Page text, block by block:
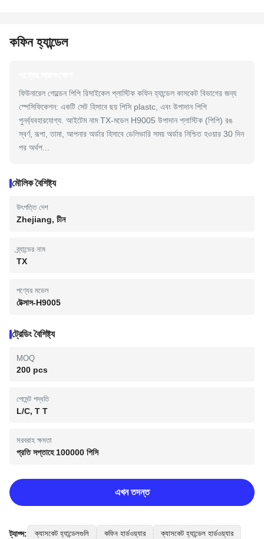
কফিন হ্যান্ডেল
ফিউনারেল গোল্ডেন পিপি রিসাইকেল প্লাস্টিক কফিন হ্যান্ডেল কাসকেট বিভাগের জন্য
স্পেসিফিকেশন: একটি সেট হিসাবে ছয় পিসি plastc, এবং উপাদান পিপি
পুনর্ব্যবহারযোগ্য. আইটেম নাম TX-মডেল H9005 উপাদান প্লাস্টিক (পিপি) রঙ
স্বর্ণ, রূপা, তামা, আপনার অর্ডার হিসাবে ডেলিভারি সময় অর্ডার নিশ্চিত হওয়ার 30 দিন
পর অর্থপ...
মৌলিক বৈশিষ্ট্য
উৎপত্তি দেশ
Zhejiang, চীন
ব্র্যান্ডের নাম
TX
পণ্যের মডেল
টেক্সাস-H9005
ট্রেডিং বৈশিষ্ট্য
MOQ
200 pcs
পেমেন্ট পদ্ধতি
L/C, T T
সরবরাহ ক্ষমতা
প্রতি সপ্তাহে 100000 পিসি
এখন তদন্ত
ট্যাগ্স: ক্যাসকেট হ্যান্ডেলগুলি কফিন হার্ডওয়্যার ক্যাসকেট হ্যান্ডেল হার্ডওয়্যার